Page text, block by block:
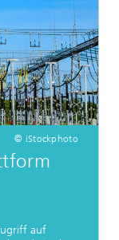
© iStockphoto
auf